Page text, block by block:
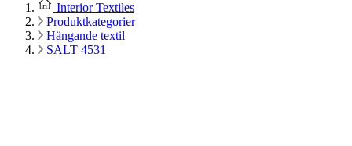
Interior Textiles
Produktkategorier
Hängande textil
SALT 4531